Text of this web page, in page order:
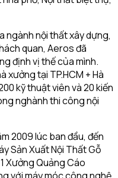
ngành nội thất xây dựng,
quan, Aeros đã
định vị thế của mình.
xưởng tại TP.HCM + Hà
kỹ thuật viên và 20 kiến
nghành thi công nội
2009 lúc ban đầu, đến
Sản Xuất Nội Thất Gỗ
Xưởng Quảng Cáo